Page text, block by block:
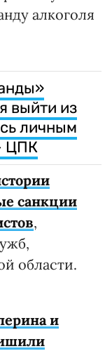
алкоголя
выйти из
личным
ЦПК
санкции
,
области.
и